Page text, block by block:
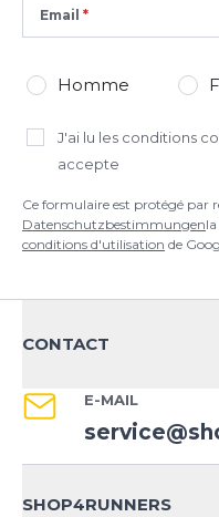
Email
Homme
J'ai lu les conditions
accepte
Ce formulaire est protégé par
Datenschutzbestimmungen
conditions d'utilisation de
CONTACT
E-MAIL
SHOP4RUNNERS